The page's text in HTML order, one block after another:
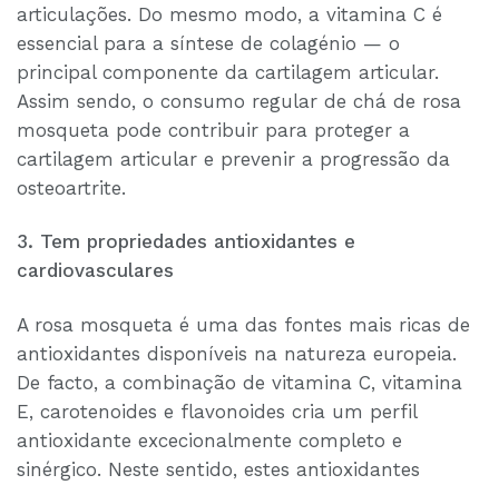
articulações. Do mesmo modo, a vitamina C é
essencial para a síntese de colagénio — o
principal componente da cartilagem articular.
Assim sendo, o consumo regular de chá de rosa
mosqueta pode contribuir para proteger a
cartilagem articular e prevenir a progressão da
osteoartrite.
3. Tem propriedades antioxidantes e
cardiovasculares
A rosa mosqueta é uma das fontes mais ricas de
antioxidantes disponíveis na natureza europeia.
De facto, a combinação de vitamina C, vitamina
E, carotenoides e flavonoides cria um perfil
antioxidante excecionalmente completo e
sinérgico. Neste sentido, estes antioxidantes